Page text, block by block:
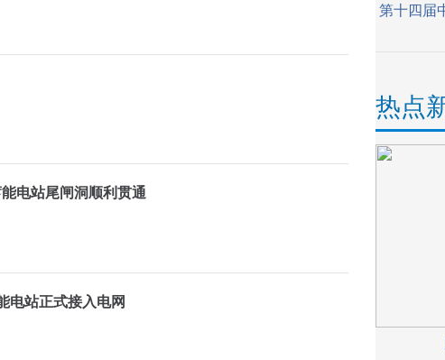
电站尾闸洞顺利贯通
电站正式接入电网
第十四届
热点